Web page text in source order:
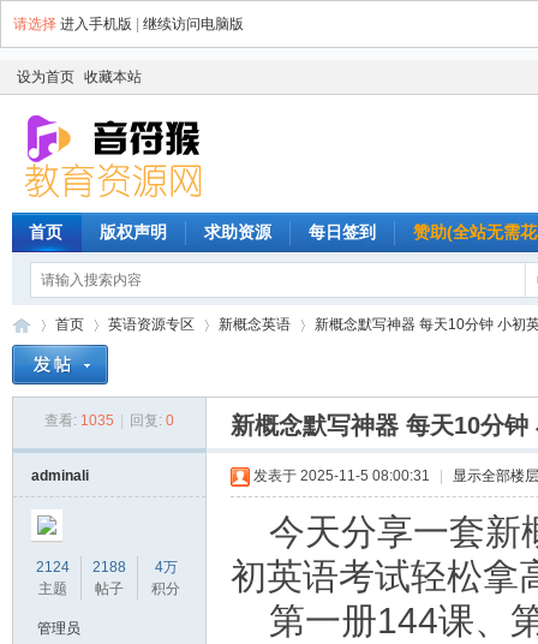
请选择 进入手机版 继续访问电脑版
设为首页 收藏本站
首页 版权声明 求助资源 每日签到 赞助(全站无需
首页
›
英语资源专区 新概念英语
›
新概念默写神器 每天10分钟 小初
查看: 1035 回复: 0 新概念默写神器 每天10分
adminali
2124
主题
2188
帖子
4万
积分
管理员
发表于 2025-11-5 08:00:31 显示全部楼层
今天分享一套新
初英语考试轻松拿
第一册144课、